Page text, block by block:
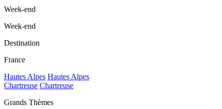
Week-end
Week-end
Destination
France
Hautes Alpes Hautes Alpes
Chartreuse Chartreuse
Grands Thèmes